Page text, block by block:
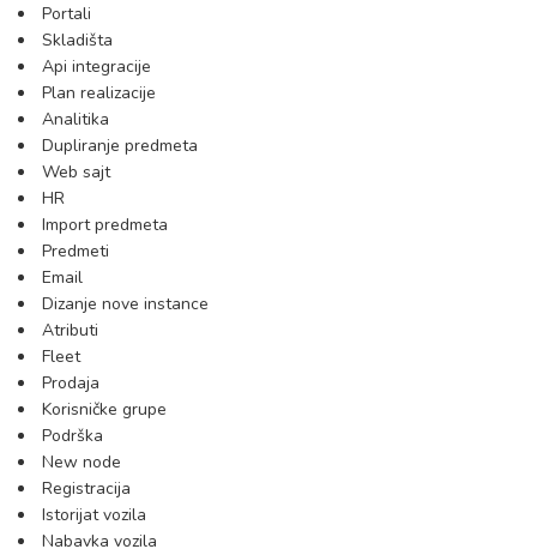
Portali
Skladišta
Api integracije
Plan realizacije
Analitika
Dupliranje predmeta
Web sajt
HR
Import predmeta
Predmeti
Email
Dizanje nove instance
Atributi
Fleet
Prodaja
Korisničke grupe
Podrška
New node
Registracija
Istorijat vozila
Nabavka vozila